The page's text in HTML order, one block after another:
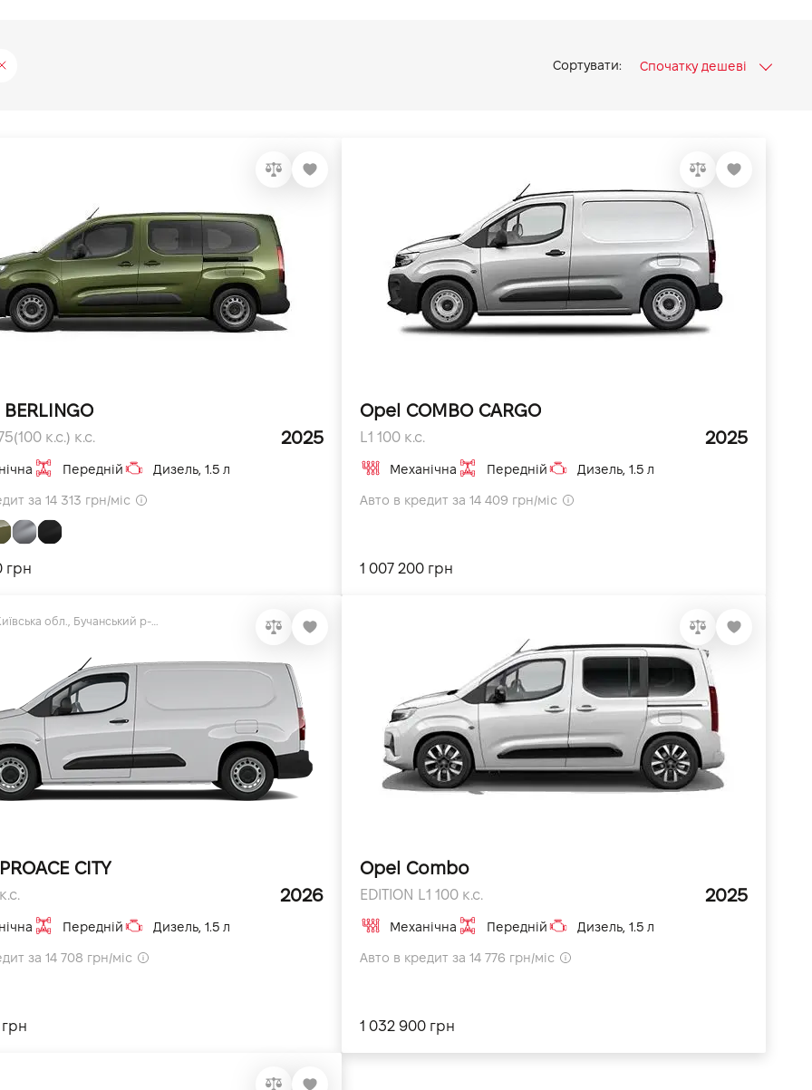
Сортувати: Спочатку дешеві
к.с.) к.с. 2025
Передній Дизель, 1.5 л
за 14 313 грн/міс
грн
Opel COMBO CARGO
L1 100 к.с. 2025
Механічна Передній Дизель, 1.5 л
Авто в кредит за 14 409 грн/міс
1 007 200 грн
CITY
2026
Передній Дизель, 1.5 л
за 14 708 грн/міс
08131, Київська обл., Бучанський р-н, с.Софіївська Борщагівка, вул. Велика Кільцева, 56
Opel Combo
EDITION L1 100 к.с. 2025
Механічна Передній Дизель, 1.5 л
Авто в кредит за 14 776 грн/міс
1 032 900 грн